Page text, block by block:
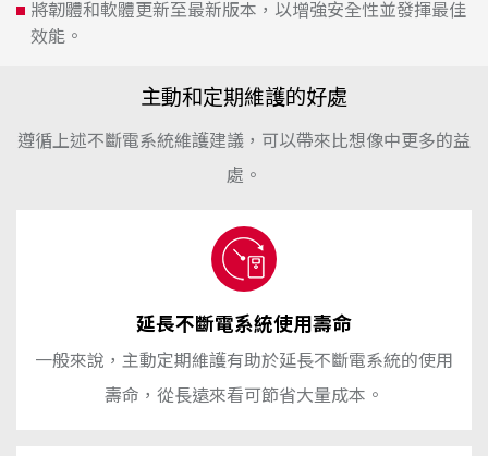
將韌體和軟體更新至最新版本，以增強安全性並發揮最佳
效能。
主動和定期維護的好處
遵循上述不斷電系統維護建議，可以帶來比想像中更多的益
處。
延長不斷電系統使用壽命
一般來說，主動定期維護有助於延長不斷電系統的使用
壽命，從長遠來看可節省大量成本。